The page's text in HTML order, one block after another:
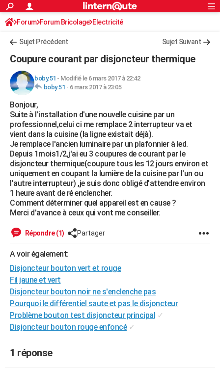
ACTUALITÉS
Politique
Société
Faits Divers
Education
Monde
Villes
+
FINANCE
Retraite
Impôts
Epargne
Immobilier
Risques naturels par ville
Banque
Assurance
Crédit
AUTO
Essais
Réserver un essai
Citadines
Berlines
SUV
Forum auto
+HIGH-TECH
Mobiles
Meilleur smartphone
Internet
Ordinateurs
Jeux vidéo
Guide high-tech
+BRICOLAGE
Forum
Aménagement intérieur
Extérieur
Cuisine
Salle de bains
Jardinage
Rangement
WEEK-END
Guides de France
Escapades
Patrimoine
Expositions
Musées
Week-end nature
LIFESTYLE
Art de vivre
Bien-être
Loisirs
Mode
Modes de vie
SANTE
Alimentation
Guide de la santé
Maladies
Médicaments
Sommeil
VOYAGE
Destinations
City break
Voyage nature
Voyage de noces
Forum
Climat
PHOTO
GUIDES D'ACHAT
BONS PLANS
CARTE DE VOEUX
Carte de Noël
Carte Bonne année
Carte Saint-Valentin
Carte Pâques
Carte d'anniversaire
DICTIONNAIRE
Dictionnaire
Biographies
Citations
Expressions
Proverbes
PROGRAMME TV
COPAINS D'AVANT
S'inscrire
Connexion
Forum Forum Bricolage Electricité
Sujet Précédent Sujet Suivant
Coupure courant par disjoncteur thermique
boby.51 - Modifié le 6 mars 2017 à 22:42
boby.51 - 6 mars 2017 à 23:05
Bonjour,
Suite à l'installation d'une nouvelle cuisine par un
professionnel,celui ci me remplace 2 interrupteur va et
vient dans la cuisine (la ligne existait déjà).
Je remplace l'ancien luminaire par un plafonnier à led.
Depuis 1mois1/2,j'ai eu 3 coupures de courant par le
disjoncteur thermique(coupure tous les 12 jours environ et
uniquement en coupant la lumière de la cuisine par l'un ou
l'autre interrupteur) ,je suis donc obligé d'attendre environ
1 heure avant de ré enclencher.
Comment déterminer quel appareil est en cause ?
Merci d'avance à ceux qui vont me conseiller.
Répondre (1) Partager
A voir également:
Disjoncteur bouton vert et rouge
Fil jaune et vert
Disjoncteur bouton noir ne s'enclenche pas
Pourquoi le différentiel saute et pas le disjoncteur
Problème bouton test disjoncteur principal ✓
Disjoncteur bouton rouge enfoncé ✓
1 réponse